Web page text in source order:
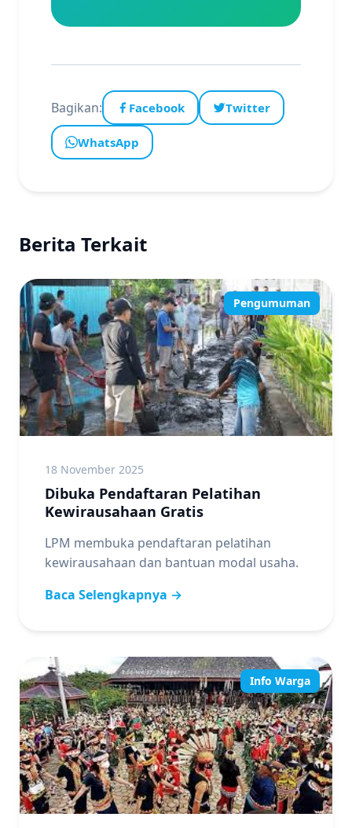
Bagikan: Facebook Twitter
WhatsApp
Berita Terkait
Pengumuman
18 November 2025
Dibuka Pendaftaran Pelatihan
Kewirausahaan Gratis
LPM membuka pendaftaran pelatihan
kewirausahaan dan bantuan modal usaha.
Baca Selengkapnya →
Info Warga